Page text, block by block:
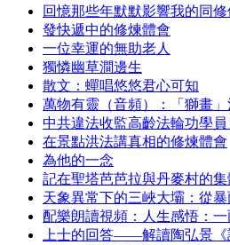
回憶那些年默默影響我的同修
發快遞中的修煉體會
一位幸運的無助老人
獨憐幽草澗邊生
散文：蟬唱悠悠君心可知
萬物有靈（音頻）：「獅畫
中共違法收監高齡法輪功學
在景點洪法講真相的修煉體會
為他的一念
記在聖塔芭芭拉與丹麥村的
天象異常下的三峽大壩：從
配樂朗讀視頻：人生感悟：
上士的回答——解讀陶弘景《